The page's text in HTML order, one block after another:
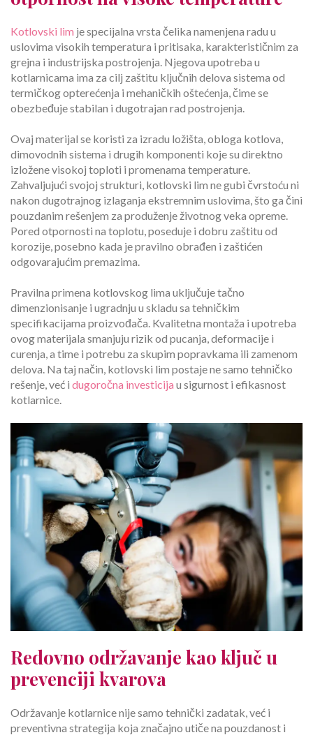
Kotlovski lim je specijalna vrsta čelika namenjena radu u
uslovima visokih temperatura i pritisaka, karakterističnim za
grejna i industrijska postrojenja. Njegova upotreba u
kotlarnicama ima za cilj zaštitu ključnih delova sistema od
termičkog opterećenja i mehaničkih oštećenja, čime se
obezbeđuje stabilan i dugotrajan rad postrojenja.
Ovaj materijal se koristi za izradu ložišta, obloga kotlova,
dimovodnih sistema i drugih komponenti koje su direktno
izložene visokoj toploti i promenama temperature.
Zahvaljujući svojoj strukturi, kotlovski lim ne gubi čvrstoću ni
nakon dugotrajnog izlaganja ekstremnim uslovima, što ga čini
pouzdanim rešenjem za produženje životnog veka opreme.
Pored otpornosti na toplotu, poseduje i dobru zaštitu od
korozije, posebno kada je pravilno obrađen i zaštićen
odgovarajućim premazima.
Pravilna primena kotlovskog lima uključuje tačno
dimenzionisanje i ugradnju u skladu sa tehničkim
specifikacijama proizvođača. Kvalitetna montaža i upotreba
ovog materijala smanjuju rizik od pucanja, deformacije i
curenja, a time i potrebu za skupim popravkama ili zamenom
delova. Na taj način, kotlovski lim postaje ne samo tehničko
rešenje, već i dugoročna investicija u sigurnost i efikasnost
kotlarnice.
Redovno održavanje kao ključ u
prevenciji kvarova
Održavanje kotlarnice nije samo tehnički zadatak, već i
preventivna strategija koja značajno utiče na pouzdanost i